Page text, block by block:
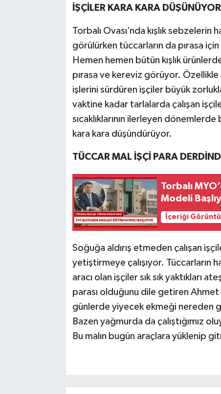
İŞÇİLER KARA KARA DÜŞÜNÜYOR
Torbalı Ovası’nda kışlık
görülürken tüccarların da pırasa için
Hemen hemen bütün kışlık
pırasa ve kereviz görüyor.
işlerini sürdüren işçiler büyük
vaktine kadar tarlalarda çalışan
sıcaklıklarının ilerleyen
kara kara düşündürüyor.
TÜCCAR MAL İŞÇİ PARA
Torbalı
Modeli
İçeriği
Soğuğa aldırış etmeden çalışan
yetiştirmeye çalışıyor.
aracı olan işçiler sık sık yaktıkları
parası olduğunu dile getiren
günlerde yiyecek ekmeği nereden
Bazen yağmurda da çalıştığımız
Bu malın bugün araçlara yüklenip